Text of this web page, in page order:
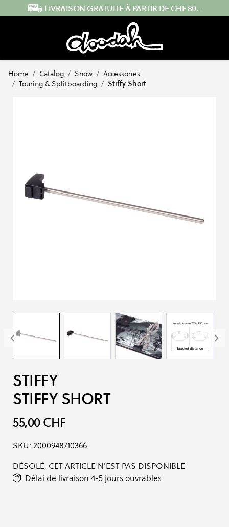
Skip to Content ENVOI RAPIDE DEPUIS LA SUISSE
Home / Catalog / Snow / Accessories
/ Touring & Splitboarding / Stiffy Short
STIFFY
STIFFY SHORT
55,00 CHF
SKU: 2000948710366
DÉSOLÉ, CET ARTICLE N'EST PAS DISPONIBLE
Délai de livraison 4-5 jours ouvrables